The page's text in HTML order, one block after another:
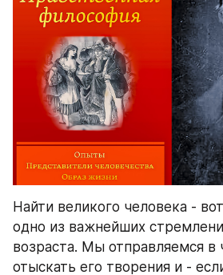
Найти великого человека -
одно из важнейших
возраста. Мы отправляемся в
отыскать его творения и -